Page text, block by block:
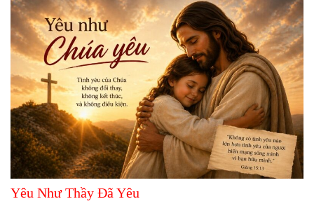
Yêu Như Thầy Đã Yêu